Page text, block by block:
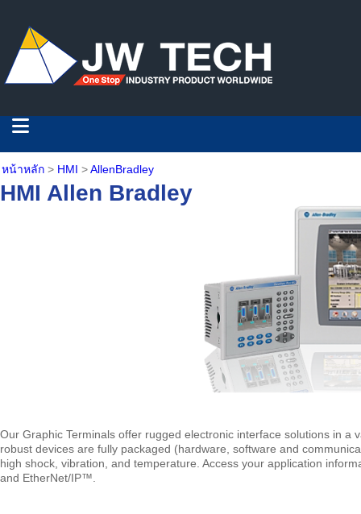
หน้าหลัก > HMI >AllenBradley
HMI Allen Bradley
Our Graphic Terminals offer rugged electronic interface solutions in
robust devices are fully packaged (hardware, software and
high shock, vibration, and temperature. Access your application
and EtherNet/IP™.